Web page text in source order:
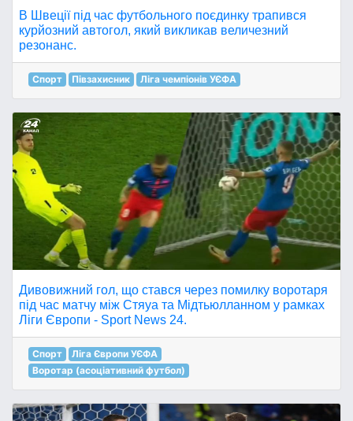
В Швеції під час футбольного поєдинку трапився
курйозний автогол, який викликав величезний
резонанс.
Спорт Півзахисник Ліга чемпіонів УЄФА
Дивовижний гол, що стався через помилку воротаря
під час матчу між Стяуа та Мідтьюлланном у рамках
Ліги Європи - Sport News 24.
Спорт
Ліга Європи УЄФА
Воротар (асоціативний футбол)